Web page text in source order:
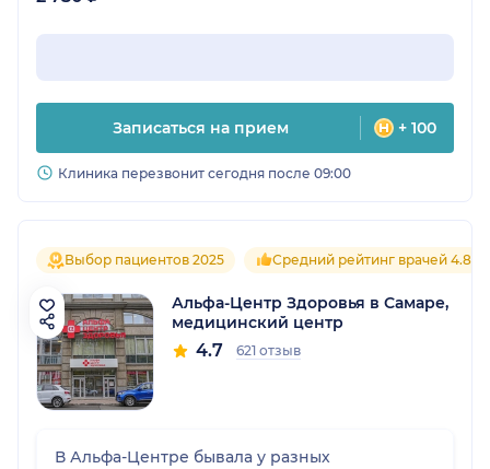
Записаться на прием + 100
Клиника перезвонит сегодня после 09:00
Выбор пациентов 2025 Средний рейтинг врачей 4.8
Альфа-Центр Здоровья в Самаре,
медицинский центр
4.7 621 отзыв
В Альфа-Центре бывала у разных